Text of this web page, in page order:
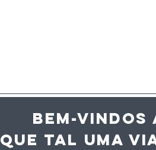
BEM-VINDOS
QUE TAL UMA